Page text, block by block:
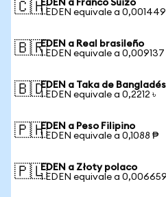
🇨🇭EDEN a Franco Suizo
1 EDEN equivale a
🇧🇷EDEN a Real brasileño
1 EDEN equivale a 0,009137
🇧🇩EDEN a Taka de Bangladés
1 EDEN equivale a 0,2212 ৳
🇵🇭EDEN a Peso Filipino
1 EDEN equivale a 0,1088 ₱
🇵🇱EDEN a Złoty polaco
1 EDEN equivale a